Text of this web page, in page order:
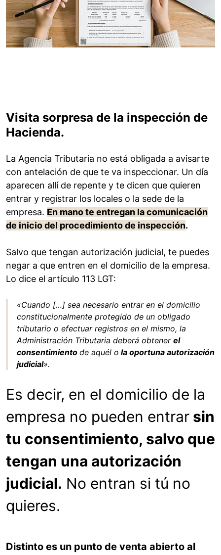
Visita sorpresa de la inspección de
Hacienda.
La Agencia Tributaria no está obligada a avisarte
con antelación de que te va inspeccionar. Un día
aparecen allí de repente y te dicen que quieren
entrar y registrar los locales o la sede de la
empresa. En mano te entregan la comunicación
de inicio del procedimiento de inspección.
Salvo que tengan autorización judicial, te puedes
negar a que entren en el domicilio de la empresa.
Lo dice el artículo 113 LGT:
«Cuando […] sea necesario entrar en el domicilio
constitucionalmente protegido de un obligado
tributario o efectuar registros en el mismo, la
Administración Tributaria deberá obtener el
consentimiento de aquél o la oportuna autorización
judicial».
Es decir, en el domicilio de la
empresa no pueden entrar sin
tu consentimiento, salvo que
tengan una autorización
judicial. No entran si tú no
quieres.
Distinto es un punto de venta abierto al